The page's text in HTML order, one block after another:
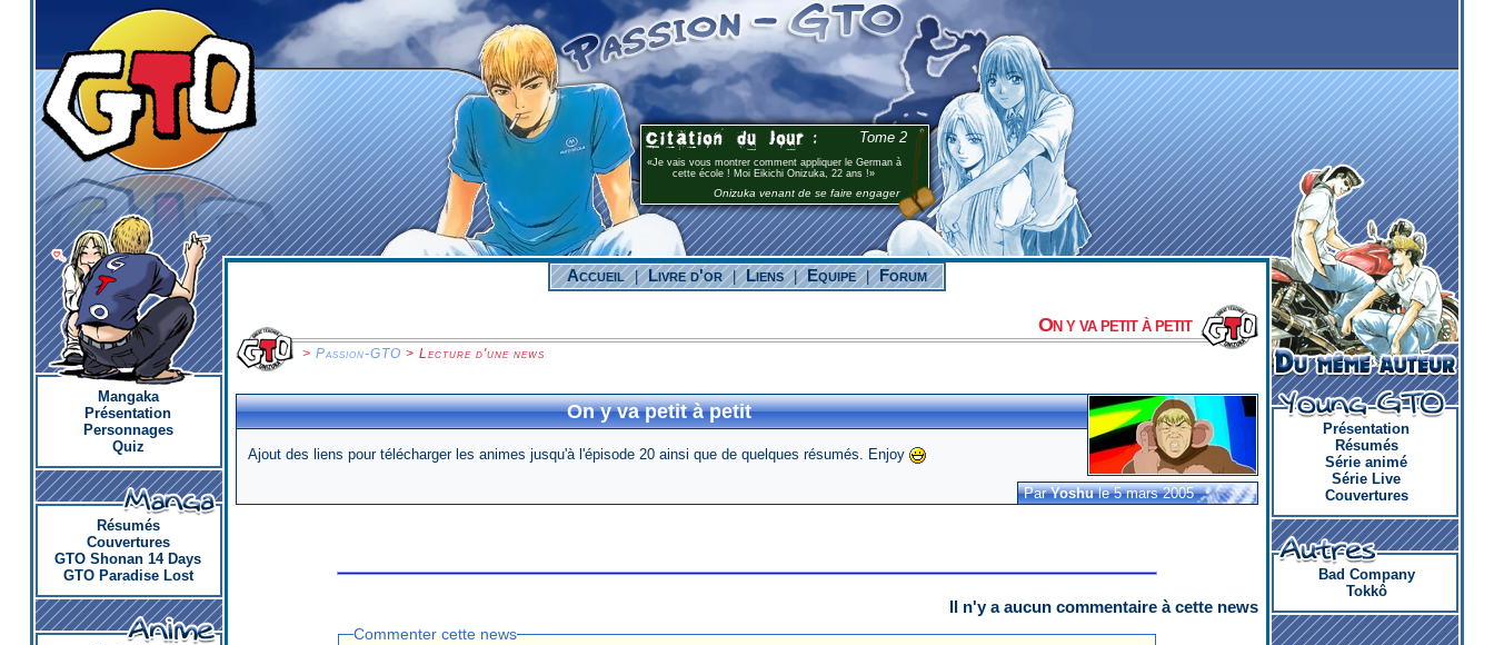
Tome 2
Je vais vous montrer comment appliquer le German à
cette école ! Moi Eikichi Onizuka, 22 ans !
Onizuka venant de se faire engager
Mangaka
Présentation
Personnages
Quiz
Résumés
Couvertures
GTO Shonan 14 Days
GTO Paradise Lost
Présentation
Résumés
Série animé
Série Live
Couvertures
Bad Company
Tokkô
Accueil | Livre d'or | Liens | Equipe | Forum
> Passion-GTO > Lecture d'une news
On y va petit à petit
On y va petit à petit
Ajout des liens pour télécharger les animes jusqu'à l'épisode 20 ainsi que de quelques résumés. Enjoy
ParYoshule 5 mars 2005
Il n'y a aucun commentaire à cette news
Commenter cette news